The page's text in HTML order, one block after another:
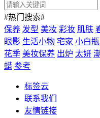
#热门搜索#
保养 发型 美妆 彩妆 肌肤
眼影 生活小物 宅家 小白瓶
花季 美妆保养 出炉 太妍 潮
蜡 参考
标签云
联系我们
友情链接